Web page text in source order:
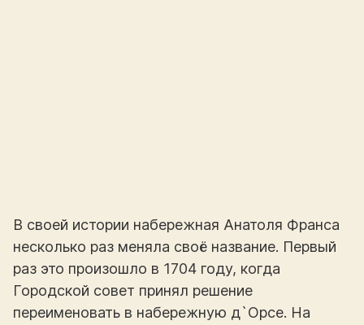
В своей истории набережная Анатоля Франса
несколько раз меняла своё название. Первый
раз это произошло в 1704 году, когда
Городской совет принял решение
переименовать в набережную д`Орсе. На